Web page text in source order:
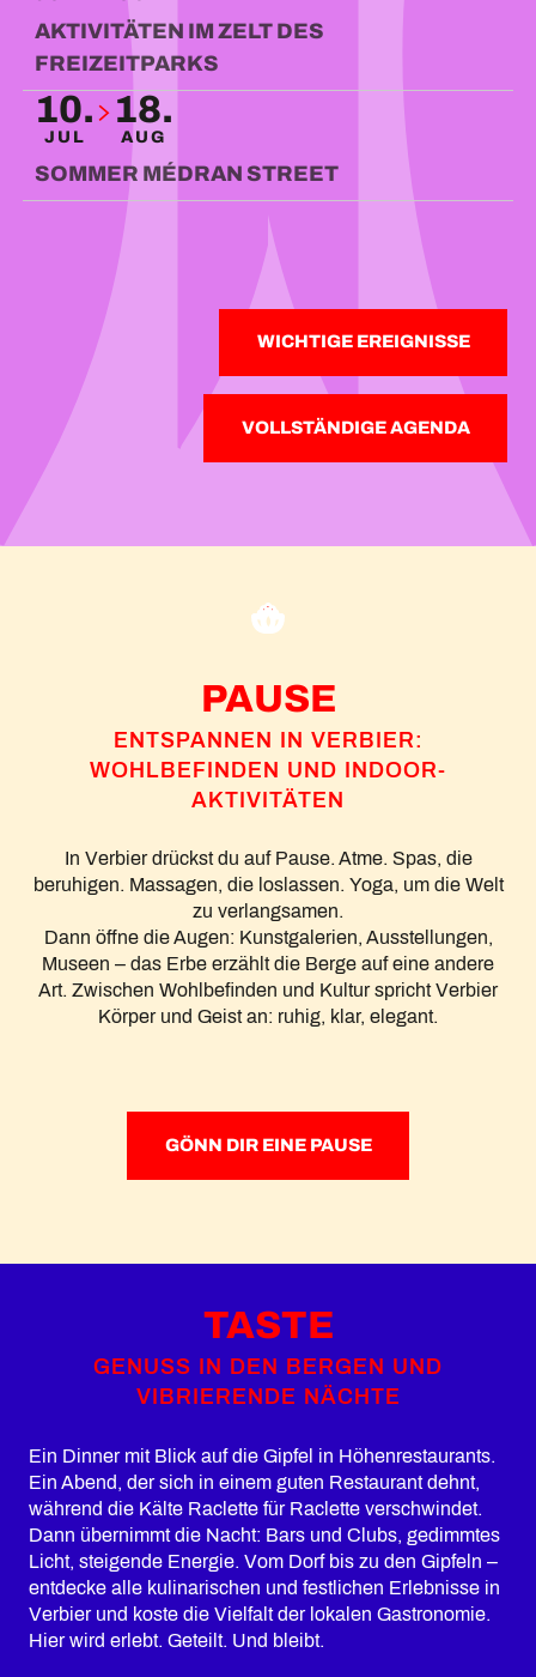
AKTIVITÄTEN IM ZELT DES
FREIZEITPARKS
10.
JUL
18.
AUG
SOMMER MÉDRAN STREET
WICHTIGE EREIGNISSE
VOLLSTÄNDIGE AGENDA
PAUSE
ENTSPANNEN IN VERBIER:
WOHLBEFINDEN UND INDOOR-
AKTIVITÄTEN
In Verbier drückst du auf Pause. Atme. Spas, die
beruhigen. Massagen, die loslassen. Yoga, um die Welt
zu verlangsamen.
Dann öffne die Augen: Kunstgalerien, Ausstellungen,
Museen – das Erbe erzählt die Berge auf eine andere
Art. Zwischen Wohlbefinden und Kultur spricht Verbier
Körper und Geist an: ruhig, klar, elegant.
GÖNN DIR EINE PAUSE
TASTE
GENUSS IN DEN BERGEN UND
VIBRIERENDE NÄCHTE
Ein Dinner mit Blick auf die Gipfel in Höhenrestaurants.
Ein Abend, der sich in einem guten Restaurant dehnt,
während die Kälte Raclette für Raclette verschwindet.
Dann übernimmt die Nacht: Bars und Clubs, gedimmtes
Licht, steigende Energie. Vom Dorf bis zu den Gipfeln –
entdecke alle kulinarischen und festlichen Erlebnisse in
Verbier und koste die Vielfalt der lokalen Gastronomie.
Hier wird erlebt. Geteilt. Und bleibt.